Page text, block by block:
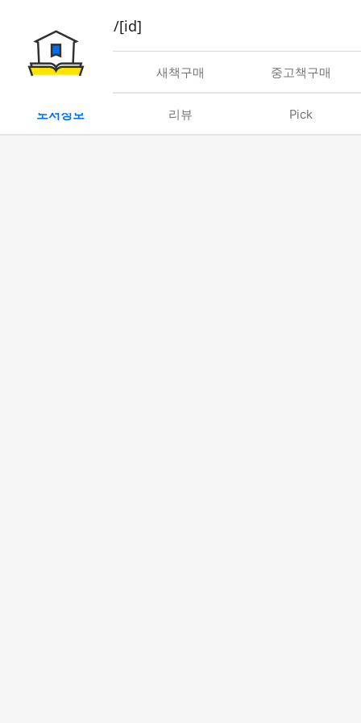
book/rent/[id]
대여 새책구매 중고책구매
도서정보 리뷰 Pick